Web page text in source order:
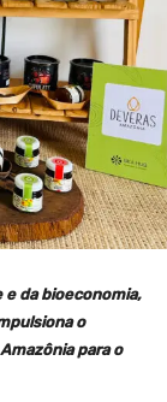
e da bioeconomia,
o
para o